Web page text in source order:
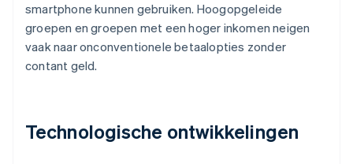
smartphone kunnen gebruiken. Hoogopgeleide
groepen en groepen met een hoger inkomen neigen
vaak naar onconventionele betaalopties zonder
contant geld.
Technologische ontwikkelingen